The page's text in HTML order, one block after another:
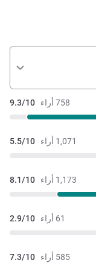
758 أراء 9.3/10
1,071 أراء 5.5/10
1,173 أراء 8.1/10
61 أراء 2.9/10
585 أراء 7.3/10